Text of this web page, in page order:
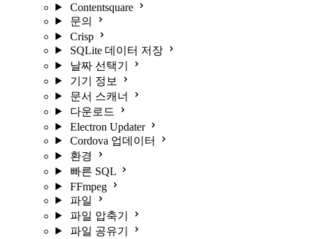
Contentsquare
문의
Crisp
SQLite 데이터 저장
날짜 선택기
기기 정보
문서 스캐너
다운로드
Electron Updater
Cordova 업데이터
환경
빠른 SQL
FFmpeg
파일
파일 압축기
파일 공유기